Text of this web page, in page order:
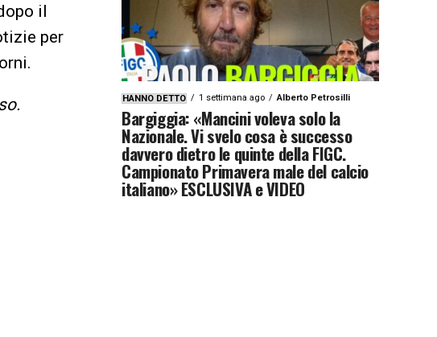
il
per
HANNO DETTO 1 settimana ago Alberto Petrosilli
Bargiggia: «Mancini voleva solo la
Nazionale. Vi svelo cosa è successo
davvero dietro le quinte della FIGC.
Campionato Primavera male del calcio
italiano» ESCLUSIVA e VIDEO